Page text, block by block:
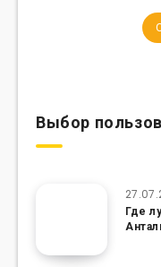
Выбор
Где